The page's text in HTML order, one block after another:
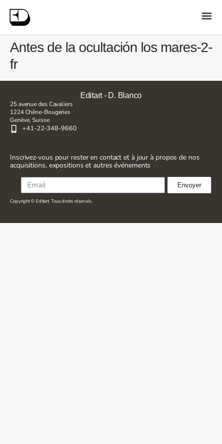
Antes de la ocultación los mares-2-
fr
Editart - D. Blanco
25 avenue des Cavaliers
1224 Chêne-Bougeries
Genève, Suisse
+41-22-348-9660
Inscrivez-vous pour rester en contact et à jour à propos de nos
acquisitions, expositions et autres événements
Envoyer
Copyright © Editart. Tous droits réservés.